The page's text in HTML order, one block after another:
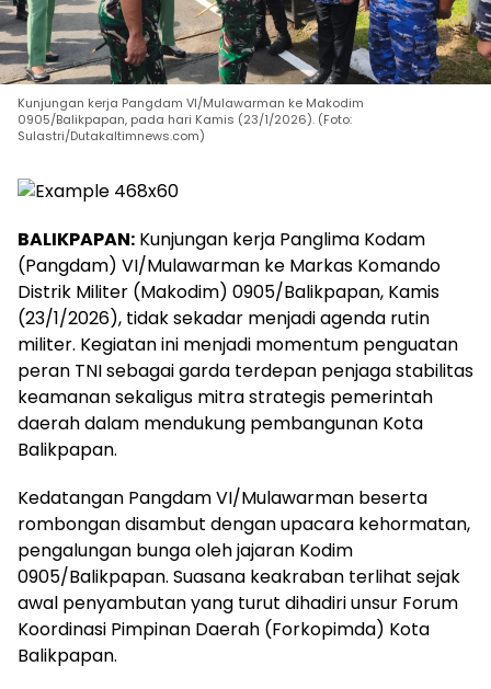
Kunjungan kerja Pangdam VI/Mulawarman ke Makodim
0905/Balikpapan, pada hari Kamis (23/1/2026). (Foto:
Sulastri/Dutakaltimnews.com)
BALIKPAPAN: Kunjungan kerja Panglima Kodam
(Pangdam) VI/Mulawarman ke Markas Komando
Distrik Militer (Makodim) 0905/Balikpapan, Kamis
(23/1/2026), tidak sekadar menjadi agenda rutin
militer. Kegiatan ini menjadi momentum penguatan
peran TNI sebagai garda terdepan penjaga stabilitas
keamanan sekaligus mitra strategis pemerintah
daerah dalam mendukung pembangunan Kota
Balikpapan.
Kedatangan Pangdam VI/Mulawarman beserta
rombongan disambut dengan upacara kehormatan,
pengalungan bunga oleh jajaran Kodim
0905/Balikpapan. Suasana keakraban terlihat sejak
awal penyambutan yang turut dihadiri unsur Forum
Koordinasi Pimpinan Daerah (Forkopimda) Kota
Balikpapan.